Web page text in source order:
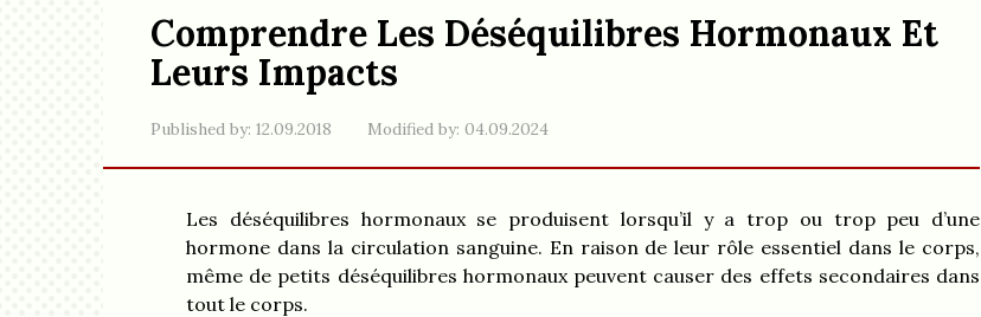
Comprendre Les Déséquilibres Hormonaux Et
Leurs Impacts
Published by: 12.09.2018 Modified by: 04.09.2024
Les déséquilibres hormonaux se produisent lorsqu’il y a trop ou trop peu d’une
hormone dans la circulation sanguine. En raison de leur rôle essentiel dans le corps,
même de petits déséquilibres hormonaux peuvent causer des effets secondaires dans
tout le corps.